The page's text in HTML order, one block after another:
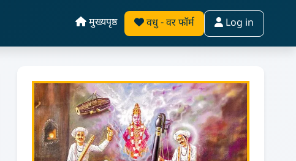
मुख्यपृष्ठ वधु - वर फॉर्म Log in